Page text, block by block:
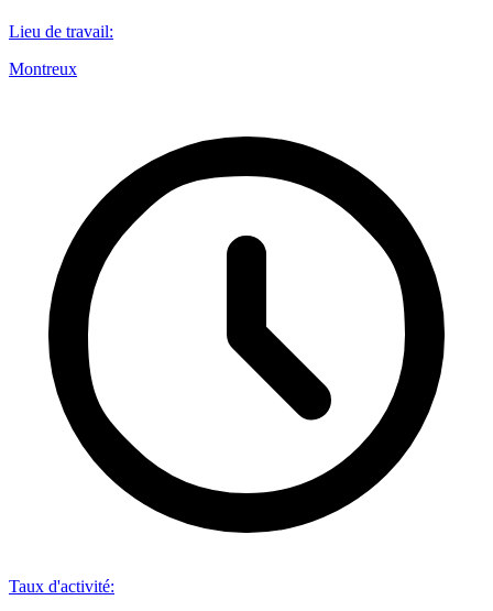
Lieu de travail:
Montreux
Taux d'activité: